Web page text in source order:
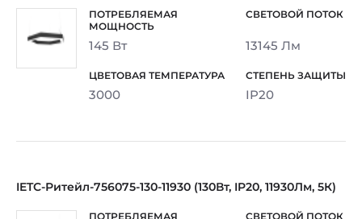
145 Вт 13145 Лм
3000 IP20
IETC-Ритейл-756075-130-11930 (130Вт, IP20, 11930Лм, 5К)